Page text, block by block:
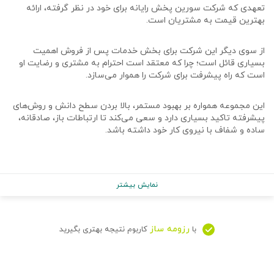
تعهدی که شرکت سورین پخش رایانه برای خود در نظر گرفته، ارائه
بهترین قیمت به مشتریان است.
از سوی دیگر این شرکت برای بخش خدمات پس از فروش اهمیت
بسیاری قائل است؛ چرا که معتقد است احترام به مشتری و رضایت او
است که راه پیشرفت برای شرکت را هموار می‌سازد.
این مجموعه همواره بر بهبود مستمر، بالا بردن سطح دانش و روش‌های
پیشرفته تاکید بسیاری دارد و سعی می‌کند تا ارتباطات باز، صادقانه،
ساده و شفاف با نیروی کار خود داشته باشد.
نمایش بیشتر
با رزومه ساز کاربوم نتیجه بهتری بگیرید